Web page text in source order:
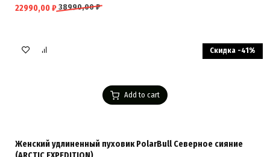
38990,00₽
22990,00₽
Add to cart
Скидка -41%
Женский удлиненный пуховик PolarBull Северное сияние